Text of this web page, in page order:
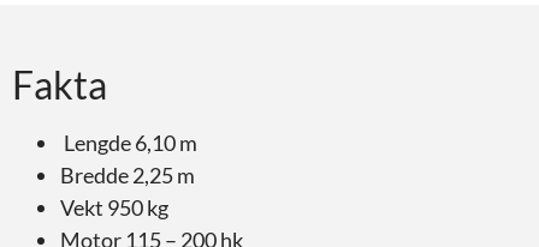
Fakta
Lengde 6,10 m
Bredde 2,25 m
Vekt 950 kg
Motor 115 – 200 hk